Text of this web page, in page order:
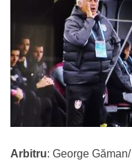
Arbitru: George Găman/